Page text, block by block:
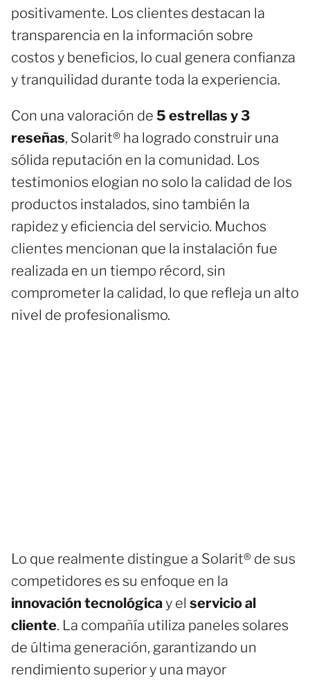
positivamente. Los clientes destacan la
transparencia en la información sobre
costos y beneficios, lo cual genera confianza
y tranquilidad durante toda la experiencia.
Con una valoración de 5 estrellas y 3
reseñas, Solarit® ha logrado construir una
sólida reputación en la comunidad. Los
testimonios elogian no solo la calidad de los
productos instalados, sino también la
rapidez y eficiencia del servicio. Muchos
clientes mencionan que la instalación fue
realizada en un tiempo récord, sin
comprometer la calidad, lo que refleja un alto
nivel de profesionalismo.
Lo que realmente distingue a Solarit® de sus
competidores es su enfoque en la
innovación tecnológicay el servicio al
cliente. La compañía utiliza paneles solares
de última generación, garantizando un
rendimiento superior y una mayor